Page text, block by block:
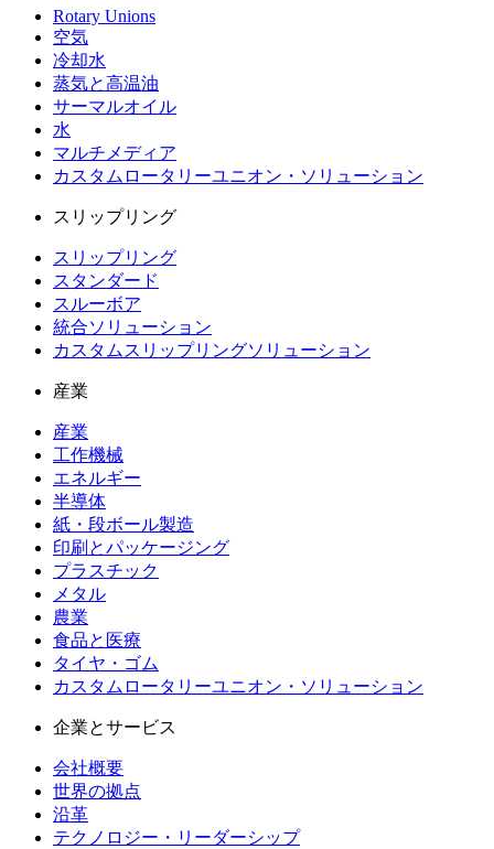
Rotary Unions
空気
冷却水
蒸気と高温油
サーマルオイル
水
マルチメディア
カスタムロータリーユニオン・ソリューション
スリップリング
スリップリング
スタンダード
スルーボア
統合ソリューション
カスタムスリップリングソリューション
産業
産業
工作機械
エネルギー
半導体
紙・段ボール製造
印刷とパッケージング
プラスチック
メタル
農業
食品と医療
タイヤ・ゴム
カスタムロータリーユニオン・ソリューション
企業とサービス
会社概要
世界の拠点
沿革
テクノロジー・リーダーシップ